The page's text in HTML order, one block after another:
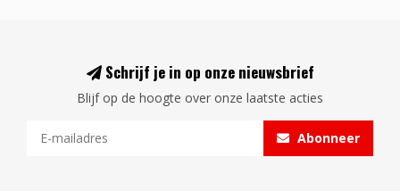
Schrijf je in op onze nieuwsbrief
Blijf op de hoogte over onze laatste acties
Abonneer